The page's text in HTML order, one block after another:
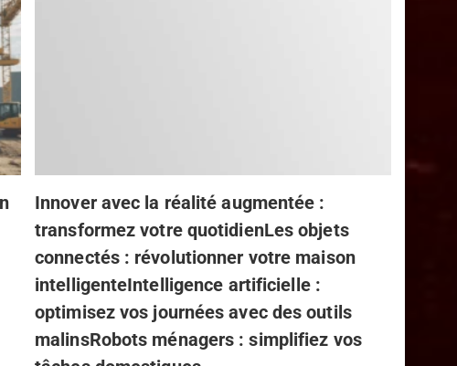
Innover avec la réalité augmentée :
transformez votre quotidienLes objets
connectés : révolutionner votre maison
intelligenteIntelligence artificielle :
optimisez vos journées avec des outils